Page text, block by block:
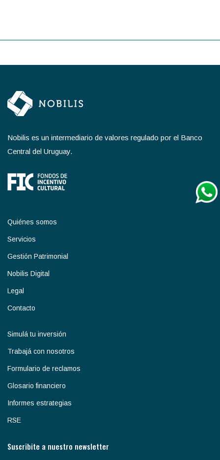
Nobilis es un intermediario de valores regulado por el Banco
Central del Uruguay.
Quiénes somos
Servicios
Gestión Patrimonial
Nobilis Digital
Legal
Contacto
Simulá tu inversión
Trabajá con nosotros
Formulario de reclamos
Glosario financiero
Informes estrategias
RSE
Suscribite a nuestro newsletter